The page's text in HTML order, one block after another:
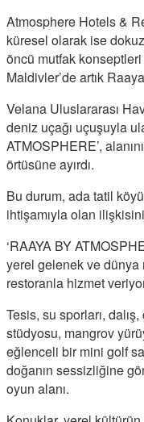
Atmosphere Hotels &
küresel olarak ise
öncü mutfak
Maldivler’de artık
Velana Uluslararası
deniz uçağı uçuşuyla
ATMOSPHERE’,
örtüsüne ayırdı.
Bu durum, ada tatil
ihtişamıyla olan
‘RAAYA BY
yerel gelenek ve dünya
restoranla hizmet
Tesis, su sporları,
stüdyosu, mangrov
eğlenceli bir mini golf
doğanın sessizliğine
oyun alanı.